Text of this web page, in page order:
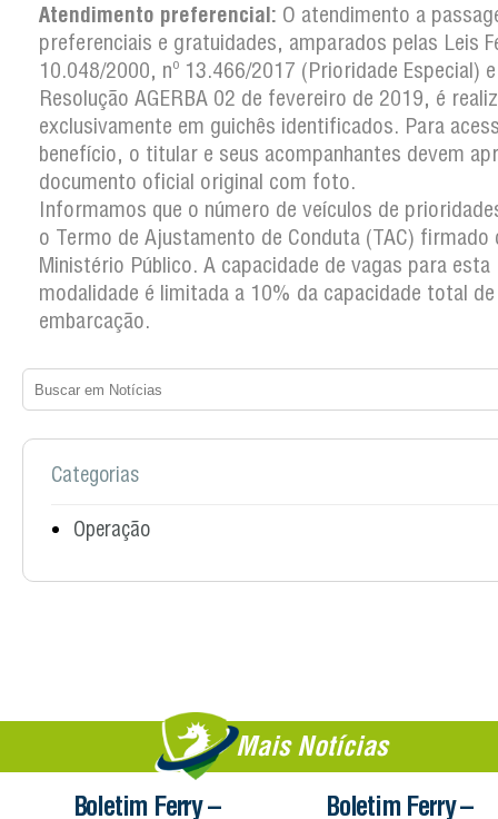
Atendimento preferencial: O atendimento a
preferenciais e gratuidades, amparados pelas Leis
10.048/2000, nº 13.466/2017 (Prioridade Especial) e
Resolução AGERBA 02 de fevereiro de 2019, é
exclusivamente em guichês identificados. Para
benefício, o titular e seus acompanhantes devem
documento oficial original com foto.
Informamos que o número de veículos de
o Termo de Ajustamento de Conduta (TAC) firmado
Ministério Público. A capacidade de vagas para esta
modalidade é limitada a 10% da capacidade total
embarcação.
Categorias
Operação
Mais Notícias
Boletim Ferry –
Boletim Ferry –